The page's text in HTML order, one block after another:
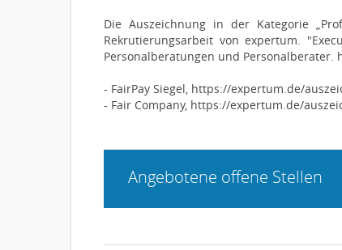
Die Auszeichnung in der Kategorie
Rekrutierungsarbeit von expertum.
Personalberatungen und
- FairPay Siegel, https://expertum.de/
- Fair Company, https://expertum.de/
Angebotene offene Stellen